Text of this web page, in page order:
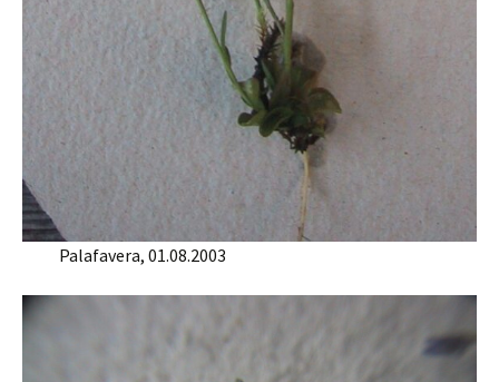
Palafavera, 01.08.2003